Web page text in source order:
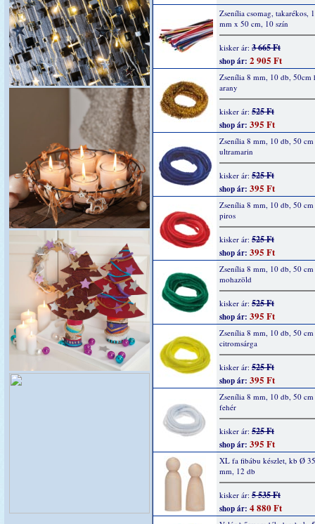
Zsenília csomag, takarékos,
mm x 50 cm, 10 szín
kisker ár: 3 665 Ft
shop ár: 2 905 Ft
Zsenília 8 mm, 10 db, 50cm
arany
kisker ár: 525 Ft
shop ár: 395 Ft
Zsenília 8 mm, 10 db, 50 cm
ultramarin
kisker ár: 525 Ft
shop ár: 395 Ft
Zsenília 8 mm, 10 db, 50 cm
piros
kisker ár: 525 Ft
shop ár: 395 Ft
Zsenília 8 mm, 10 db, 50 cm
mohazöld
kisker ár: 525 Ft
shop ár: 395 Ft
Zsenília 8 mm, 10 db, 50 cm
citromsárga
kisker ár: 525 Ft
shop ár: 395 Ft
Zsenília 8 mm, 10 db, 50 cm
fehér
kisker ár: 525 Ft
shop ár: 395 Ft
XL fa fibábu készlet, kb Ø
mm, 12 db
kisker ár: 5 535 Ft
shop ár: 4 880 Ft